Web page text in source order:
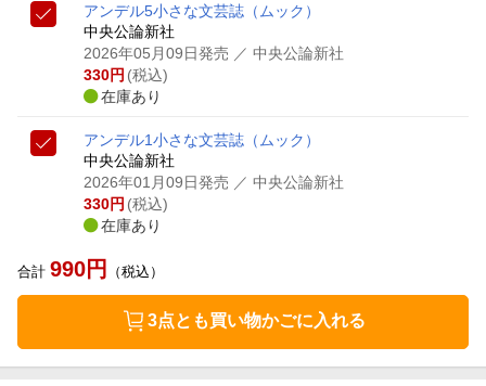
アンデル5小さな文芸誌 （ムック）
中央公論新社
2026年05月09日発売 ／ 中央公論新社
330円 (税込)
在庫あり
アンデル1小さな文芸誌 （ムック）
中央公論新社
2026年01月09日発売 ／ 中央公論新社
330円 (税込)
在庫あり
合計 990円 （税込）
3点とも買い物かごに入れる